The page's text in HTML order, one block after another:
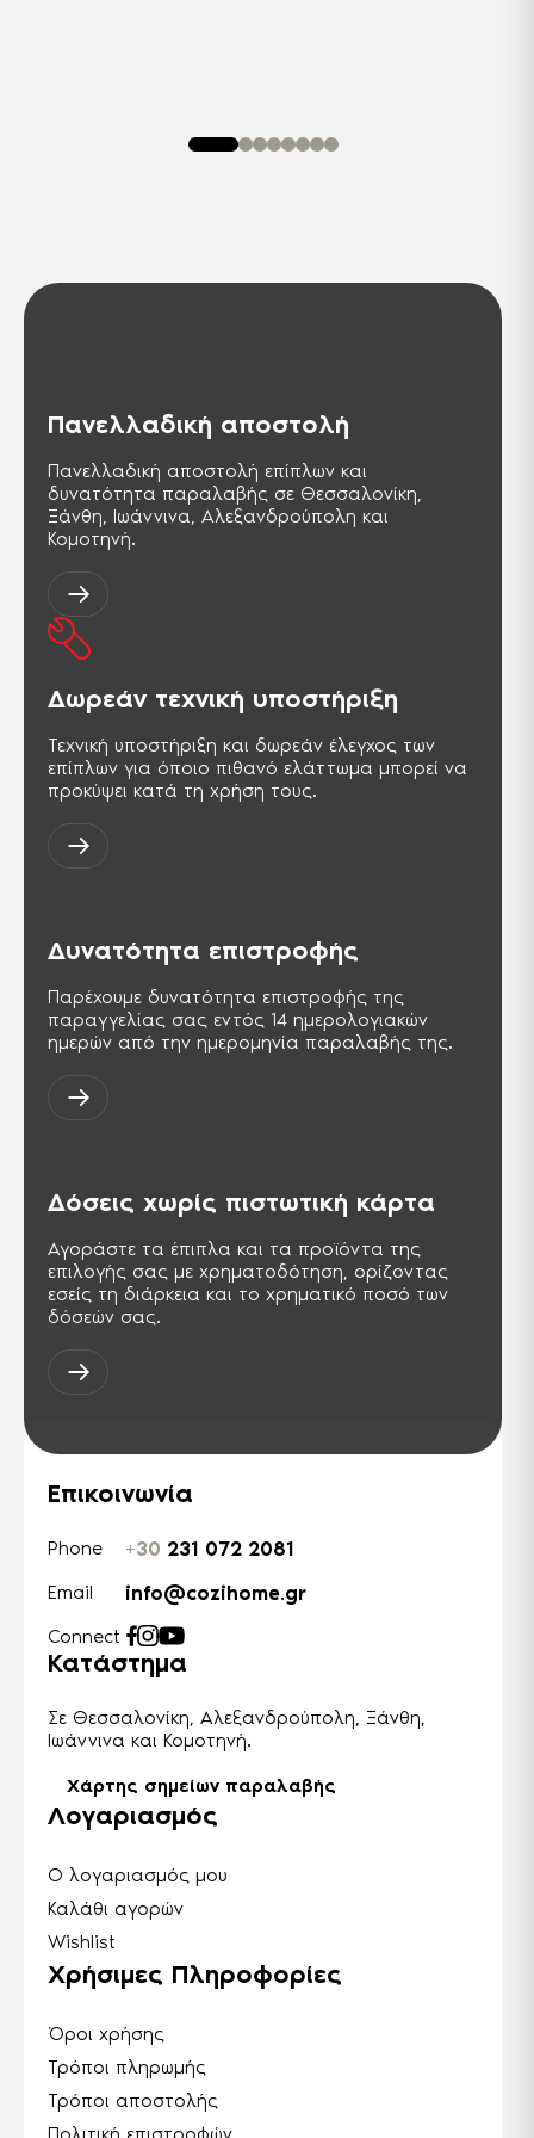
την επιφάνεια του επίπλου.
Πανελλαδική αποστολή
Πανελλαδική αποστολή επίπλων και
δυνατότητα παραλαβής σε Θεσσαλονίκη,
Ξάνθη, Ιωάννινα, Αλεξανδρούπολη και
Κομοτηνή.
Δωρεάν τεχνική υποστήριξη
Τεχνική υποστήριξη και δωρεάν έλεγχος των
επίπλων για όποιο πιθανό ελάττωμα μπορεί να
προκύψει κατά τη χρήση τους.
Δυνατότητα επιστροφής
Παρέχουμε δυνατότητα επιστροφής της
παραγγελίας σας εντός 14 ημερολογιακών
ημερών από την ημερομηνία παραλαβής της.
Δόσεις χωρίς πιστωτική κάρτα
Αγοράστε τα έπιπλα και τα προϊόντα της
επιλογής σας με χρηματοδότηση, ορίζοντας
εσείς τη διάρκεια και το χρηματικό ποσό των
δόσεών σας.
Επικοινωνία
Phone +30 231 072 2081
Email info@cozihome.gr
Connect
Κατάστημα
Σε Θεσσαλονίκη, Αλεξανδρούπολη, Ξάνθη,
Ιωάννινα και Κομοτηνή.
Χάρτης σημείων παραλαβής
Λογαριασμός
Ο λογαριασμός μου
Καλάθι αγορών
Wishlist
Χρήσιμες Πληροφορίες
Όροι χρήσης
Τρόποι πληρωμής
Τρόποι αποστολής